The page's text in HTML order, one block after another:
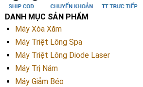
DANH MỤC SẢN PHẨM
Máy Xóa Xăm
Máy Triệt Lông Spa
Máy Triệt Lông Diode Laser
Máy Trị Nám
Máy Giảm Béo